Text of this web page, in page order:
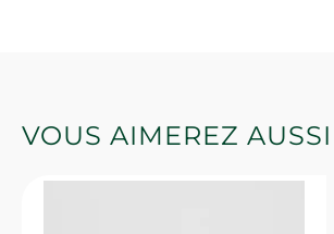
VOUS AIMEREZ AUSSI